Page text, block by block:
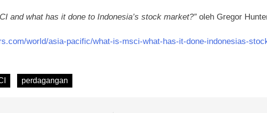
and what has it done to Indonesia’s stock market?”oleh Gregor
world/asia-pacific/what-is-msci-what-has-it-done-indonesias-
perdagangan